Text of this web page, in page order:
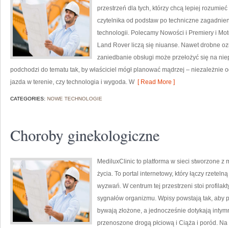
przestrzeń dla tych, którzy chcą lepiej
czytelnika od podstaw po techniczne
technologii. Polecamy Nowości i Premiery i
Land Rover liczą się niuanse. Nawet drobne
zaniedbanie obsługi może przełożyć się na
podchodzi do tematu tak, by właściciel mógł planować mądrzej – niezależnie
jazda w terenie, czy technologia i wygoda. W [ Read More ]
CATEGORIES: NOWE TECHNOLOGIE
Choroby ginekologiczne
MediluxClinic to platforma w sieci stworzone z
życia. To portal internetowy, który łączy
wyzwań. W centrum tej przestrzeni stoi
sygnałów organizmu. Wpisy powstają tak, aby
bywają złożone, a jednocześnie dotykają
przenoszone drogą płciową i Ciąża i poród.